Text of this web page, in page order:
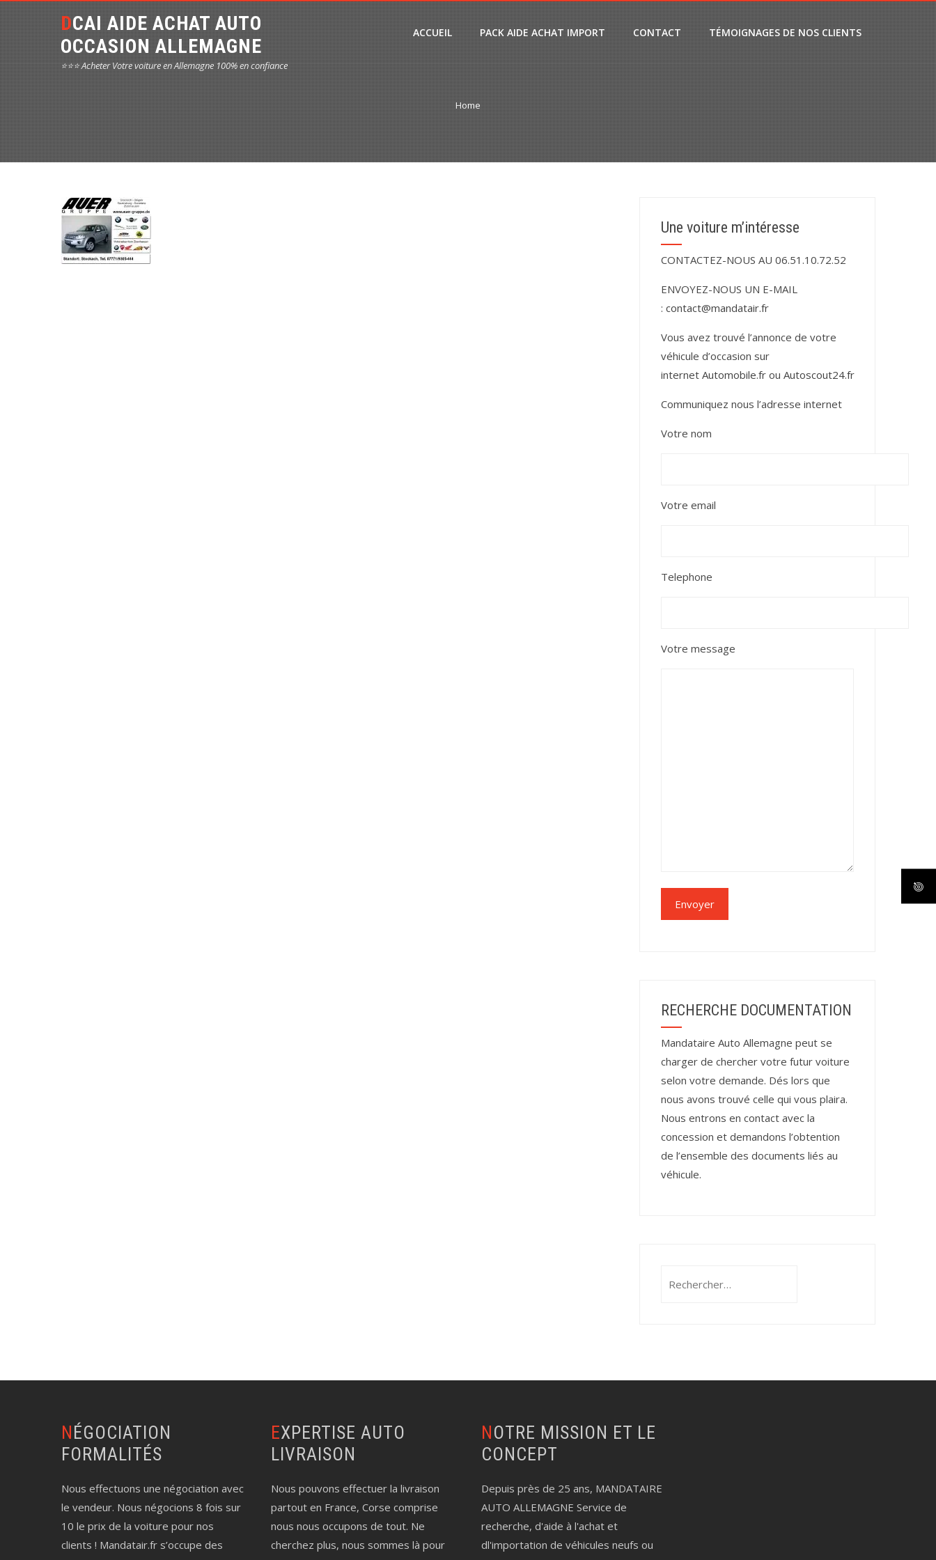
DCAI AIDE ACHAT AUTO
OCCASION ALLEMAGNE
⭐⭐⭐ Acheter Votre voiture en Allemagne 100% en confiance
ACCUEIL PACK AIDE ACHAT IMPORT CONTACT TÉMOIGNAGES DE NOS CLIENTS
Home
Une voiture m’intéresse
CONTACTEZ-NOUS AU 06.51.10.72.52
ENVOYEZ-NOUS UN E-MAIL
: contact@mandatair.fr
Vous avez trouvé l’annonce de votre
véhicule d’occasion sur
internet Automobile.frou Autoscout24.fr
Communiquez nous l’adresse internet
Votre nom
Votre email
Telephone
Votre message
RECHERCHE DOCUMENTATION
Mandataire Auto Allemagne peut se
charger de chercher votre futur voiture
selon votre demande. Dés lors que
nous avons trouvé celle qui vous plaira.
Nous entrons en contact avec la
concession et demandons l’obtention
de l’ensemble des documents liés au
véhicule.
NÉGOCIATION
FORMALITÉS
Nous effectuons une négociation avec
le vendeur. Nous négocions 8 fois sur
10 le prix de la voiture pour nos
clients ! Mandatair.fr s’occupe des
EXPERTISE AUTO
LIVRAISON
Nous pouvons effectuer la livraison
partout en France, Corse comprise
nous nous occupons de tout. Ne
cherchez plus, nous sommes là pour
NOTRE MISSION ET LE
CONCEPT
Depuis près de 25 ans, MANDATAIRE
AUTO ALLEMAGNE Service de
recherche, d'aide à l'achat et
dl'importation de véhicules neufs ou